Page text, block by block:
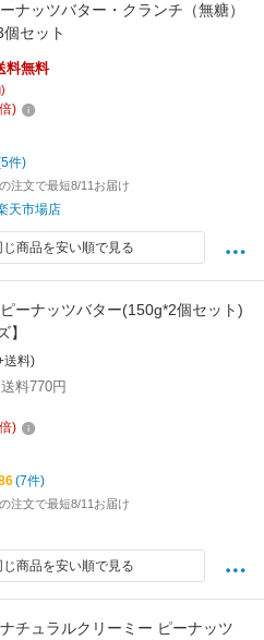
ナッツバター・クランチ（無糖）
セット
料無料
倍)
件)
注文で最短8/11お届け
天市場店
じ商品を安い順で見る
ーナッツバター(150g*2個セット)
】
送料)
料770円
倍)
(7件)
注文で最短8/11お届け
じ商品を安い順で見る
チュラルクリーミー ピーナッツ